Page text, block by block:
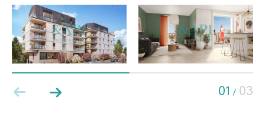
01 / 03